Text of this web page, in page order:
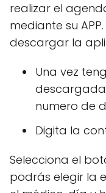
realizar el
mediante su
descargar la
Una vez
numero de
Digita la
Selecciona el
podrás elegir la